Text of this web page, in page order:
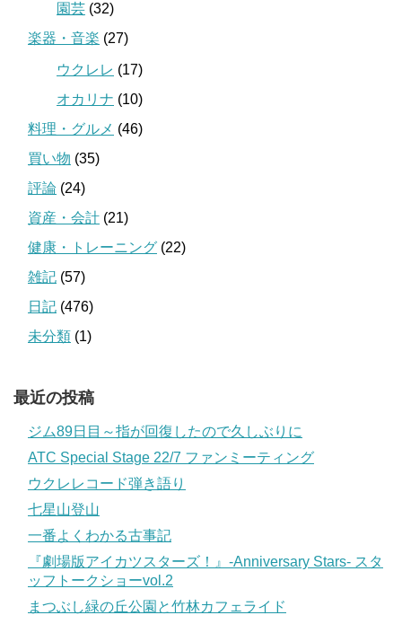
園芸 (32)
楽器・音楽 (27)
ウクレレ (17)
オカリナ (10)
料理・グルメ (46)
買い物 (35)
評論 (24)
資産・会計 (21)
健康・トレーニング (22)
雑記 (57)
日記 (476)
未分類 (1)
最近の投稿
ジム89日目～指が回復したので久しぶりに
ATC Special Stage 22/7 ファンミーティング
ウクレレコード弾き語り
七星山登山
一番よくわかる古事記
『劇場版アイカツスターズ！』-Anniversary Stars- スタ
ッフトークショーvol.2
まつぶし緑の丘公園と竹林カフェライド